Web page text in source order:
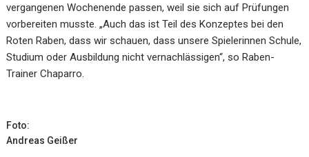
vergangenen Wochenende passen, weil sie sich auf Prüfungen
vorbereiten musste. „Auch das ist Teil des Konzeptes bei den
Roten Raben, dass wir schauen, dass unsere Spielerinnen Schule,
Studium oder Ausbildung nicht vernachlässigen“, so Raben-
Trainer Chaparro.
Foto:
Andreas Geißer